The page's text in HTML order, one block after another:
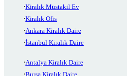
Kiralık Müstakil Ev
Kiralık Ofis
Ankara Kiralık Daire
İstanbul Kiralık Daire
Antalya Kiralık Daire
Bursa Kiralık Daire